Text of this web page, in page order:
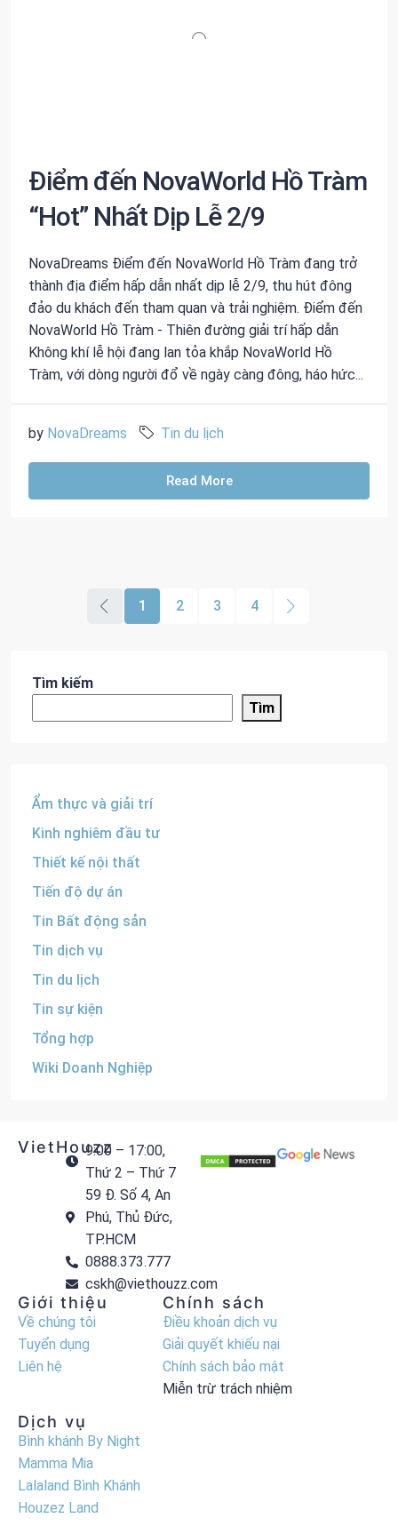
Điểm đến NovaWorld Hồ Tràm
“Hot” Nhất Dịp Lễ 2/9
NovaDreams Điểm đến NovaWorld Hồ Tràm đang trở
thành địa điểm hấp dẫn nhất dịp lễ 2/9, thu hút đông
đảo du khách đến tham quan và trải nghiệm. Điểm đến
NovaWorld Hồ Tràm - Thiên đường giải trí hấp dẫn
Không khí lễ hội đang lan tỏa khắp NovaWorld Hồ
Tràm, với dòng người đổ về ngày càng đông, háo hức...
by NovaDreams Tin du lịch
Read More
1 2 3 4
Tìm kiếm
Tìm
Ẩm thực và giải trí
Kinh nghiêm đầu tư
Thiết kế nội thất
Tiến độ dự án
Tin Bất động sản
Tin dịch vụ
Tin du lịch
Tin sự kiện
Tổng hợp
Wiki Doanh Nghiệp
VietHouzz9:00 – 17:00,
Thứ 2 – Thứ 7
59 Đ. Số 4, An
Phú, Thủ Đức,
TP.HCM
0888.373.777
cskh@viethouzz.com
Giới thiệu
Về chúng tôi
Tuyển dụng
Liên hệ
Chính sách
Điều khoản dịch vụ
Giải quyết khiếu nại
Chính sách bảo mật
Miễn trừ trách nhiệm
Dịch vụ
Bình khánh By Night
Mamma Mia
Lalaland Bình Khánh
Houzez Land